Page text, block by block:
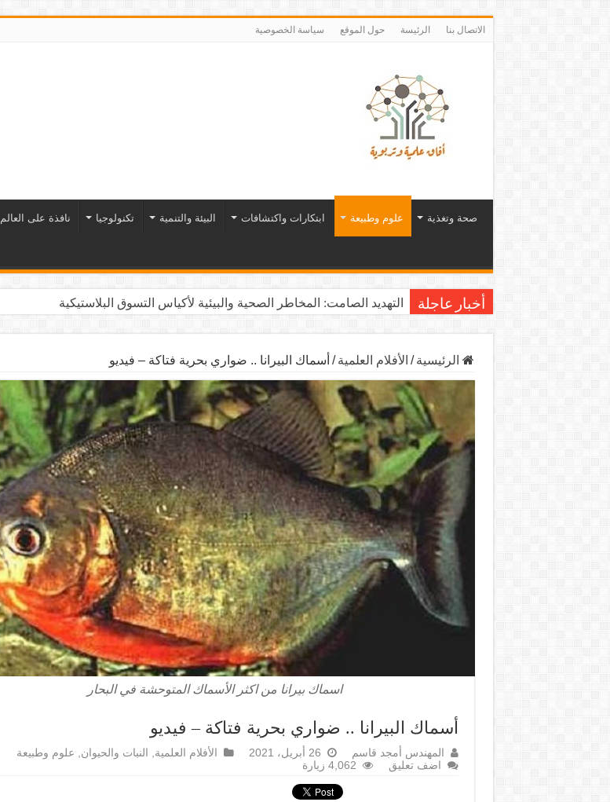
الاتصال بنا الرئيسة حول الموقع سياسة الخصوصية
صحة وتغذية علوم وطبيعة ابتكارات واكتشافات البيئة والتنمية تكنولوجيا نافذة على العالم
أخبار عاجلة التهديد الصامت: المخاطر الصحية والبيئية لأكياس التسوق البلاستيكية
الرئيسية / الأفلام العلمية / أسماك البيرانا .. ضواري بحرية فتاكة – فيديو
اسماك بيرانا من اكثر الأسماك المتوحشة في البحار
أسماك البيرانا .. ضواري بحرية فتاكة – فيديو
المهندس أمجد قاسم 26 أبريل، 2021 الأفلام العلمية النبات والحيوان
علوم وطبيعة
اضف تعليق
4,062 زيارة